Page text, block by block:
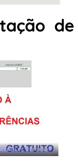
de
BY WEFORADS